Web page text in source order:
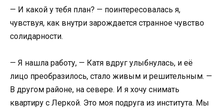
— И какой у тебя план? — поинтересовалась я,
чувствуя, как внутри зарождается странное чувство
солидарности.
— Я нашла работу, — Катя вдруг улыбнулась, и её
лицо преобразилось, стало живым и решительным. —
В другом районе, на севере. И я хочу снимать
квартиру с Леркой. Это моя подруга из института. Мы